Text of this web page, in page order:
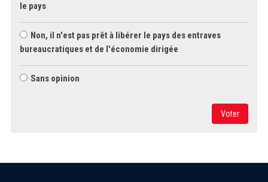
le pays
Non, il n'est pas prêt à libérer le pays des entraves
bureaucratiques et de l'économie dirigée
Sans opinion
Voter